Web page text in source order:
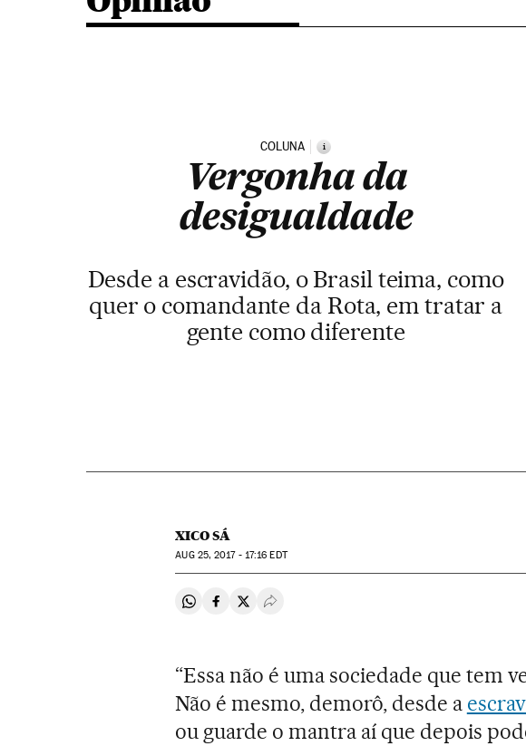
COLUNA i
Vergonha da
desigualdade
Desde a escravidão, o Brasil teima, como
quer o comandante da Rota, em tratar a
gente como diferente
XICO SÁ
AUG25, 2017 - 17:16 EDT
Compartir en Whatsapp
Compartir en Facebook
Compartir en Twitter
Desplegar Redes Sociales
“Essa não é uma sociedade que tem
Não é mesmo, demorô, desde a
ou guarde o mantra aí que depois